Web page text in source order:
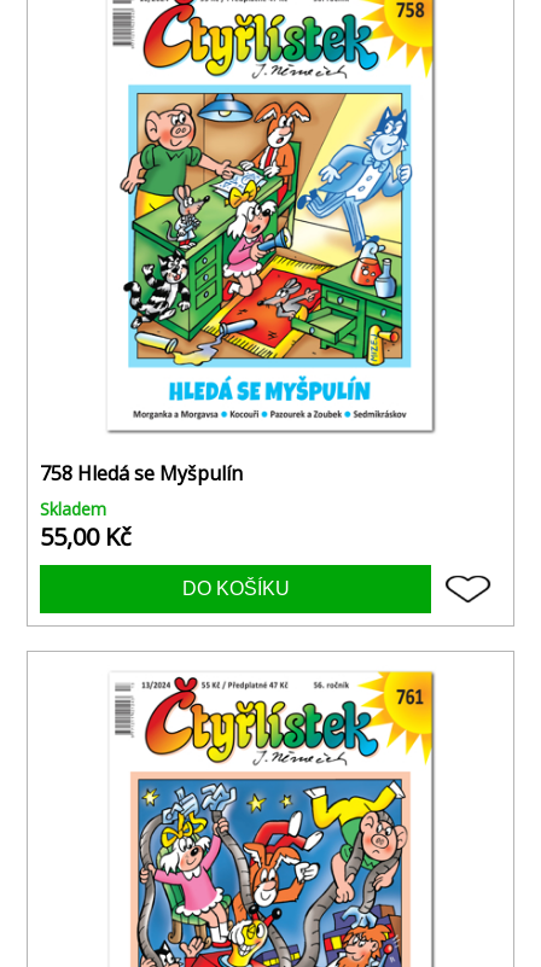
758 Hledá se Myšpulín
Skladem
55,00 Kč